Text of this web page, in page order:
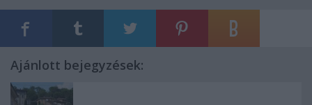
Ajánlott bejegyzések: